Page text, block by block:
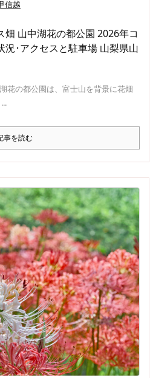
信越
山中湖花の都公園 2026年コ
況･アクセスと駐車場 山梨県山
花の都公園は、富士山を背景に花畑
事を読む